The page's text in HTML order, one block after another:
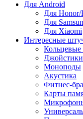
Для Android
Для Honor/
Для
Для Xiaomi
Интересные
Джойстики
Моноподы
Акустика
Фитнес-
Карты